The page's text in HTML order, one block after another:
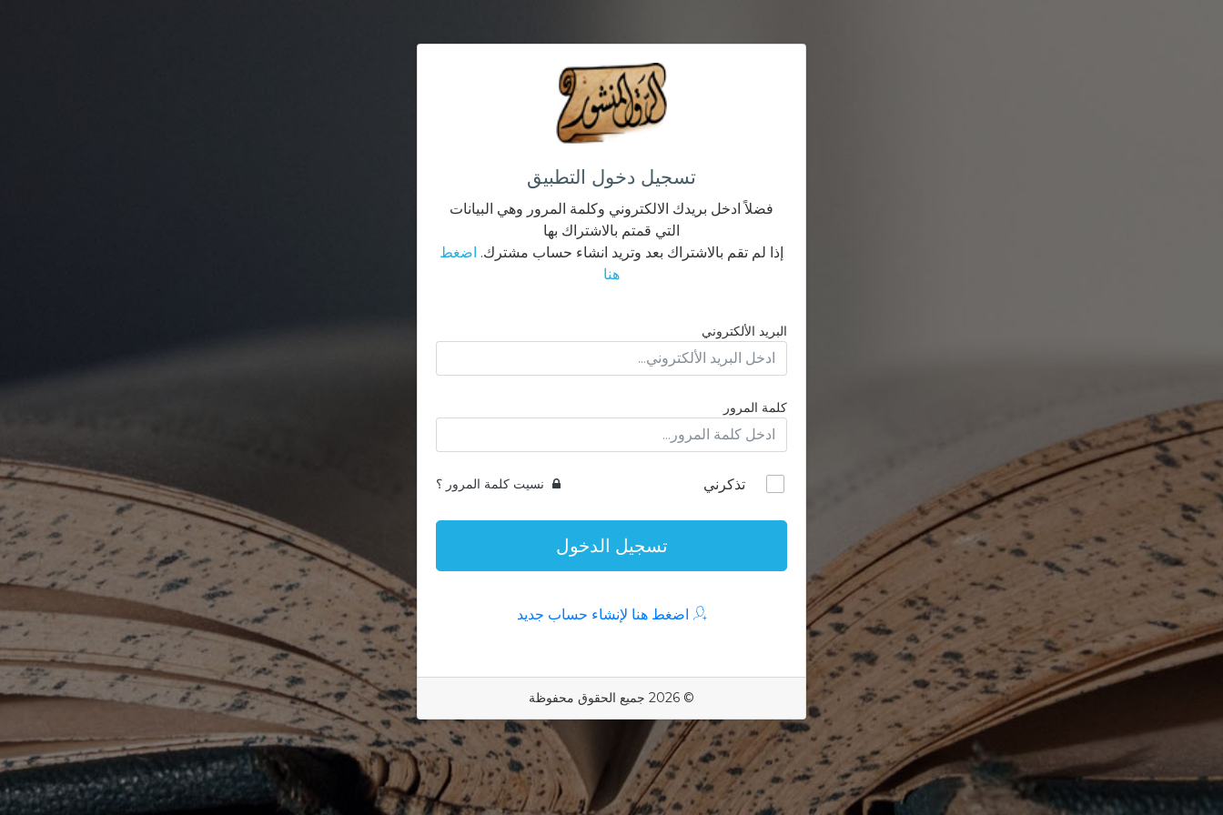
تسجيل دخول التطبيق
فضلاً ادخل بريدك الالكتروني وكلمة المرور وهي البيانات
التي قمتم بالاشتراك بها
إذا لم تقم بالاشتراك بعد وتريد انشاء حساب مشترك. اضغط
هنا
البريد الألكتروني
كلمة المرور
تذكرني نسيت كلمة المرور ؟
تسجيل الدخول
اضغط هنا لإنشاء حساب جديد
© 2026 جميع الحقوق محفوظة